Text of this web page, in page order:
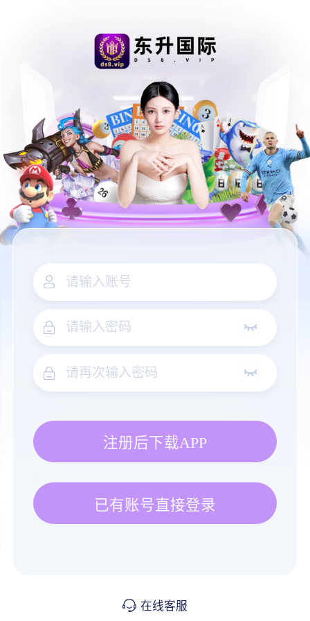
注册后下载APP
已有账号直接登录
在线客服